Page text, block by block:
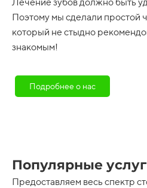
Поэтому мы сделали простой
который не стыдно
знакомым!
Подробнее о нас
Популярные
Предоставляем весь спектр